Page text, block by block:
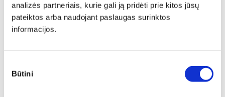
analizės partneriais, kurie gali ją pridėti prie kitos jūsų
pateiktos arba naudojant paslaugas surinktos
informacijos.
pasirinkimas
Būtini
Individuali
specialisto
konsultacija